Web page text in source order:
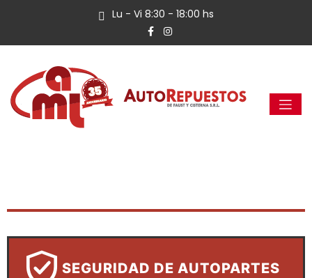
Lu - Vi 8:30 - 18:00 hs
SEGURIDAD DE AUTOPARTES